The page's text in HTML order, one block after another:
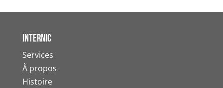
Internic
Services
À propos
Histoire